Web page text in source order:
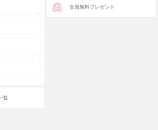
覧
全員無料プレゼント